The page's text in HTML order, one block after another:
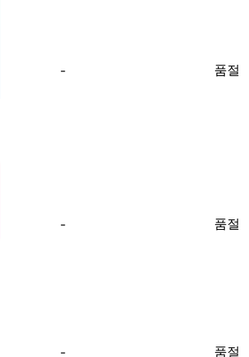
- 품절
- 품절
- 품절